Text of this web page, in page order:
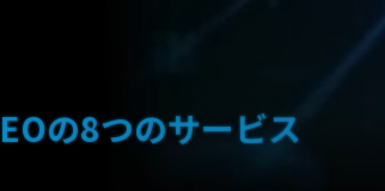
の8つのサービス